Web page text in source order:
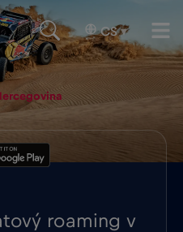
CS ▾
roaming v